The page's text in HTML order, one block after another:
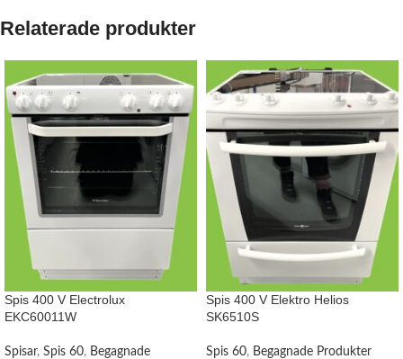
Relaterade produkter
Spis 400 V Electrolux
EKC60011W
Spisar, Spis 60, Begagnade
Spis 400 V Elektro Helios
SK6510S
Spis 60, Begagnade Produkter